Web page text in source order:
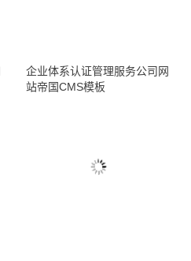
企业体系认证管理服务公司网
站帝国CMS模板